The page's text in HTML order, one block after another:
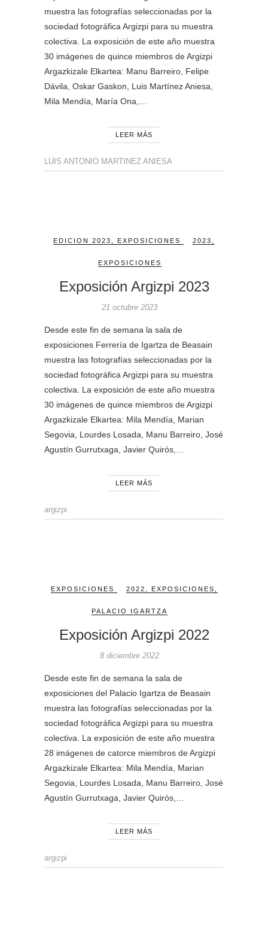
muestra las fotografías seleccionadas por la
sociedad fotográfica Argizpi para su muestra
colectiva. La exposición de este año muestra
30 imágenes de quince miembros de Argizpi
Argazkizale Elkartea: Manu Barreiro, Felipe
Dávila, Oskar Gaskon, Luis Martínez Aniesa,
Mila Mendía, María Ona,…
LEER MÁS
LUIS ANTONIO MARTINEZ ANIESA
EDICION 2023 EXPOSICIONES 2023
EXPOSICIONES
Exposición Argizpi 2023
21 octubre 2023
Desde este fin de semana la sala de
exposiciones Ferrería de Igartza de Beasain
muestra las fotografías seleccionadas por la
sociedad fotográfica Argizpi para su muestra
colectiva. La exposición de este año muestra
30 imágenes de quince miembros de Argizpi
Argazkizale Elkartea: Mila Mendía, Marian
Segovia, Lourdes Losada, Manu Barreiro, José
Agustín Gurrutxaga, Javier Quirós,…
LEER MÁS
argizpi
EXPOSICIONES 2022 EXPOSICIONES
PALACIO IGARTZA
Exposición Argizpi 2022
8 diciembre 2022
Desde este fin de semana la sala de
exposiciones del Palacio Igartza de Beasain
muestra las fotografías seleccionadas por la
sociedad fotográfica Argizpi para su muestra
colectiva. La exposición de este año muestra
28 imágenes de catorce miembros de Argizpi
Argazkizale Elkartea: Mila Mendía, Marian
Segovia, Lourdes Losada, Manu Barreiro, José
Agustín Gurrutxaga, Javier Quirós,…
LEER MÁS
argizpi